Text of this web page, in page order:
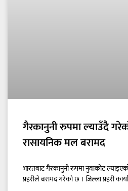
गैरकानुनी रुपमा ल्याउँदै
रासायनिक मल बरामद
भारतबाट गैरकानुनी रुपमा नुवाकोट
प्रहरीले बरामद गरेको छ । जिल्ला प्रहरी